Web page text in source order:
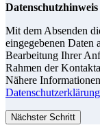
Datenschutzhinweis
Mit dem Absenden
eingegebenen Daten
Bearbeitung Ihrer
Rahmen der
Nähere
Datenschutzerklärung
Nächster Schritt